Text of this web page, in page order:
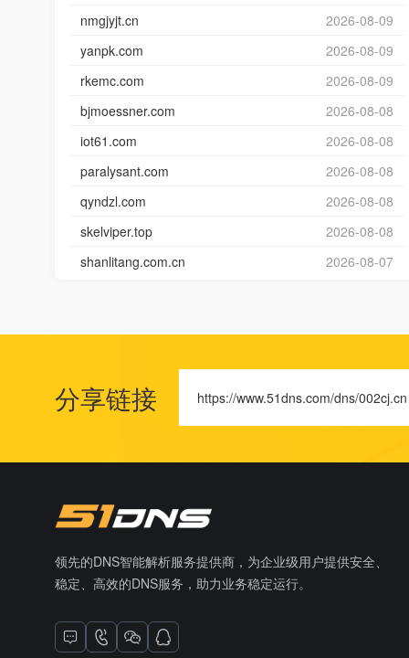
nmgjyjt.cn
2026-08-09
yanpk.com
2026-08-09
rkemc.com
2026-08-09
bjmoessner.com
2026-08-08
iot61.com
2026-08-08
paralysant.com
2026-08-08
qyndzl.com
2026-08-08
skelviper.top
2026-08-08
shanlitang.com.cn
2026-08-07
分享链接 https://www.51dns.com/dns/002cj.cn
领先的DNS智能解析服务提供商，为企业级用户提供安全、
稳定、高效的DNS服务，助力业务稳定运行。